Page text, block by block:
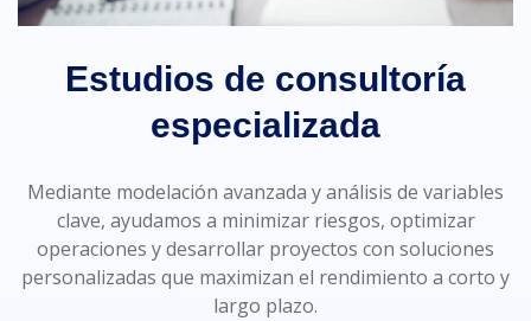
Estudios de consultoría
especializada
Mediante modelación avanzada y análisis de variables
clave, ayudamos a minimizar riesgos, optimizar
operaciones y desarrollar proyectos con soluciones
personalizadas que maximizan el rendimiento a corto y
largo plazo.